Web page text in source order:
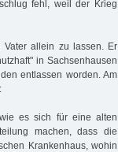
fehl, weil der Krieg
Vater allein zu lassen. Er
in Sachsenhausen
entlassen worden. Am
es sich für eine alten
machen, dass die
Krankenhaus, wohin